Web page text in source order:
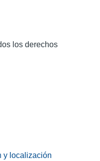
los derechos
y localización